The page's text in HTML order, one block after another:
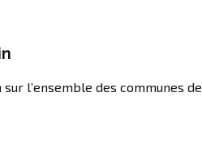
l’ensemble des communes de